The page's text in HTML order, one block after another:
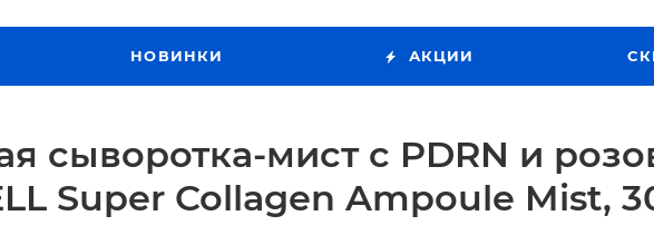
НОВИНКИ АКЦИИ
сыворотка-мист с PDRN и
Super Collagen Ampoule Mist,